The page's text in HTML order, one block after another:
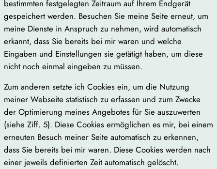
bestimmten festgelegten Zeitraum auf Ihrem Endgerät
gespeichert werden. Besuchen Sie meine Seite erneut, um
meine Dienste in Anspruch zu nehmen, wird automatisch
erkannt, dass Sie bereits bei mir waren und welche
Eingaben und Einstellungen sie getätigt haben, um diese
nicht noch einmal eingeben zu müssen.
Zum anderen setzte ich Cookies ein, um die Nutzung
meiner Webseite statistisch zu erfassen und zum Zwecke
der Optimierung meines Angebotes für Sie auszuwerten
(siehe Ziff. 5). Diese Cookies ermöglichen es mir, bei einem
erneuten Besuch meiner Seite automatisch zu erkennen,
dass Sie bereits bei mir waren. Diese Cookies werden nach
einer jeweils definierten Zeit automatisch gelöscht.